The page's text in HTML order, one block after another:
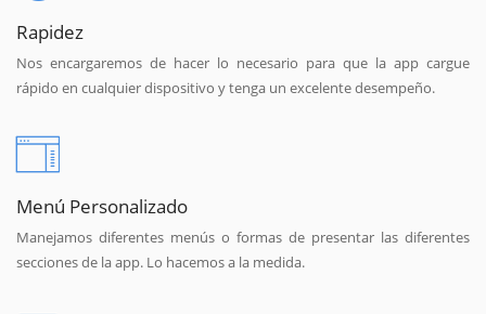
Rapidez
Nos encargaremos de hacer lo necesario para que la app cargue
rápido en cualquier dispositivo y tenga un excelente desempeño.
Menú Personalizado
Manejamos diferentes menús o formas de presentar las diferentes
secciones de la app. Lo hacemos a la medida.